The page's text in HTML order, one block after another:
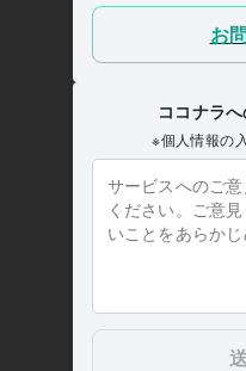
■30分で電話相談出品者の悩
■最速プラ
電話相談 ココナラ 仕事 マ
コンサルタント
1987年3月 ~ 1991
大阪府私立上宮高等学校
人生経歴【自己紹介】part1
人生経歴【自己紹介】part2
年7月 ~ 現在
人生経歴【自己紹介】part4